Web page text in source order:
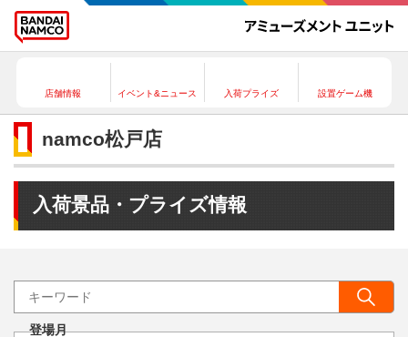
店舗情報 イベント&ニュース 入荷プライズ 設置ゲーム機
namco松戸店
入荷景品・プライズ情報
登場月